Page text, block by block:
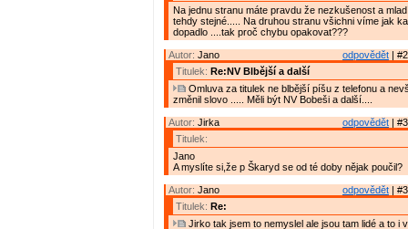
Na jednu stranu máte pravdu že nezkušenost a
tehdy stejné..... Na druhou stranu všichni víme jak
dopadlo ....tak proč chybu opakovat???
odpovědět |
Autor: Jano
Titulek: Re:NV Blbější a další
Omluva za titulek ne blbější píšu z telefonu a
změnil slovo ..... Měli být NV Bobeši a další....
odpovědět |
Autor: Jirka
Titulek:
Jano
A myslíte si,že p Škaryd se od té doby nějak poučil?
odpovědět |
Autor: Jano
Titulek: Re:
Jirko tak jsem to nemyslel ale jsou tam lidé a to i